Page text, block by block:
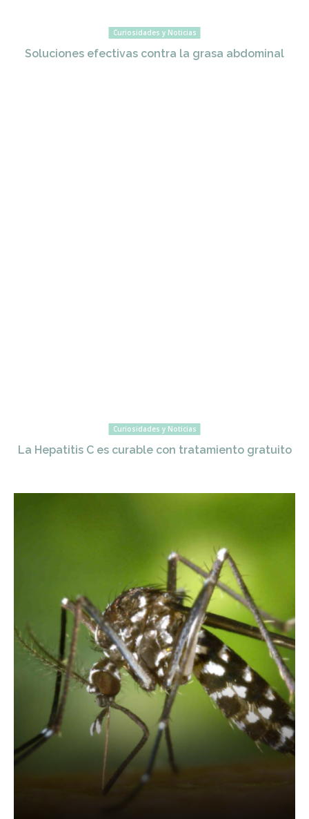
Curiosidades y Noticias
Soluciones efectivas contra la grasa abdominal
Curiosidades y Noticias
La Hepatitis C es curable con tratamiento gratuito